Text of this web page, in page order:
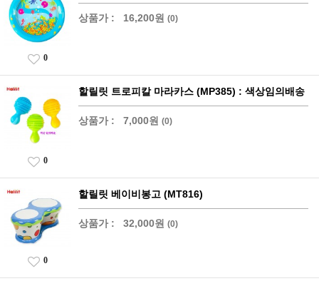
상품가 : 16,200원 (0)
0
할릴릿 트로피칼 마라카스 (MP385) : 색상임의배송
상품가 : 7,000원 (0)
0
할릴릿 베이비봉고 (MT816)
상품가 : 32,000원 (0)
0